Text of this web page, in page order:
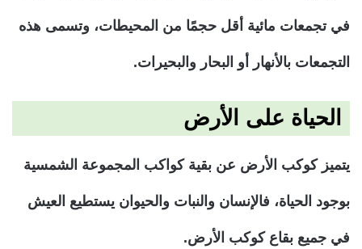
في تجمعات مائية أقل حجمًا من المحيطات، وتسمى هذه
التجمعات بالأنهار أو البحار والبحيرات.
الحياة على الأرض
يتميز كوكب الأرض عن بقية كواكب المجموعة الشمسية
بوجود الحياة، فالإنسان والنبات والحيوان يستطيع العيش
في جميع بقاع كوكب الأرض.